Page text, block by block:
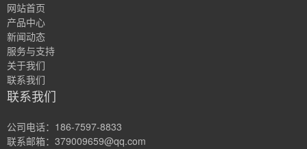
网站首页
产品中心
新闻动态
服务与支持
关于我们
联系我们
联系我们
公司电话：186-7597-8833
联系邮箱：379009659@qq.com